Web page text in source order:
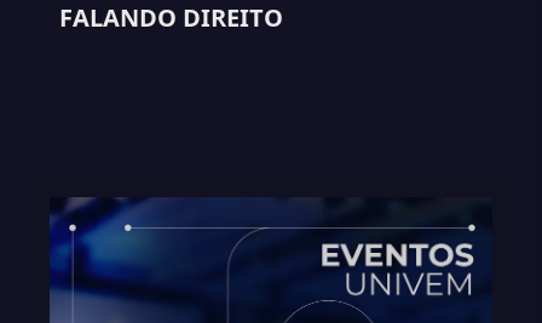
FALANDO DIREITO